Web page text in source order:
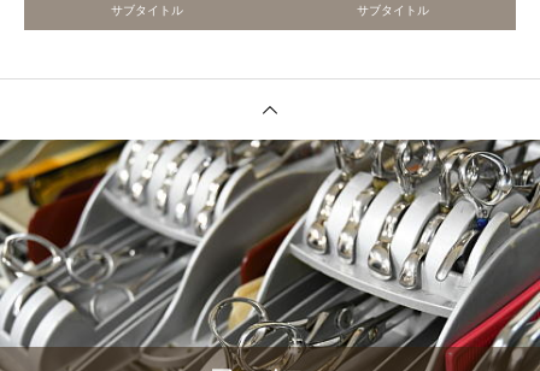
サブタイトル サブタイトル